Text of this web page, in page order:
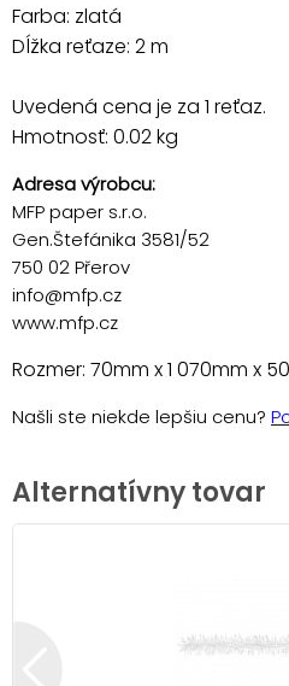
Farba: zlatá
Dĺžka reťaze: 2 m
Uvedená cena je za 1 reťaz.
Hmotnosť: 0.02 kg
Adresa výrobcu:
MFP paper s.r.o.
Gen.Štefánika 3581/52
750 02 Přerov
info@mfp.cz
www.mfp.cz
Rozmer: 70mm x 1 070mm x
Našli ste niekde lepšiu cenu?
Alternatívny tovar